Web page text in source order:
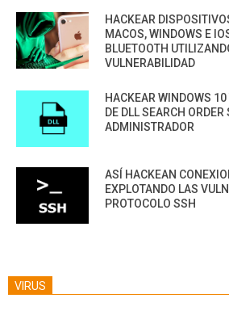
HACKEAR
MACOS, WINDOWS E
BLUETOOTH
VULNERABILIDAD
HACKEAR WINDOWS
DE DLL SEARCH
ADMINISTRADOR
ASÍ HACKEAN
EXPLOTANDO LAS
PROTOCOLO SSH
VIRUS